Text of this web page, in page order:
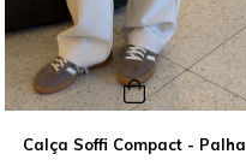
Calça Soffi Compact - Palha